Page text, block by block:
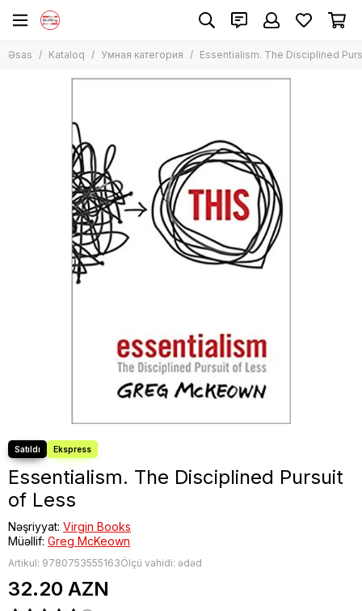
Əsas Kataloq Умная категория Essentialism. The Disciplined
Essentialism. The Disciplined Pursuit
of Less
Nəşriyyat: Virgin Books
Müəllif: Greg McKeown
Artikul: 9780753555163Ölçü vahidi: ədəd
32.20 AZN